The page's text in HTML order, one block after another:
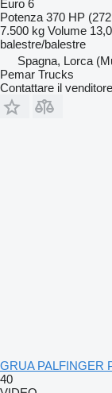
Euro 6
Potenza 370 HP
7.500 kg Volume
balestre/balestre
Spagna, Lorca
Pemar Trucks
Contattare il venditore
GRUA PALFINGER
40